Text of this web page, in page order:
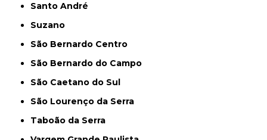
Santo André
Suzano
São Bernardo Centro
São Bernardo do Campo
São Caetano do Sul
São Lourenço da Serra
Taboão da Serra